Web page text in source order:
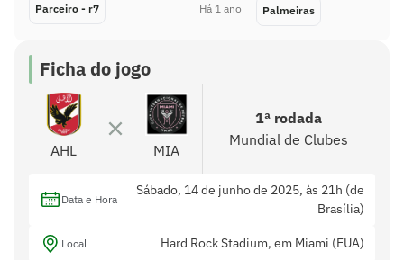
Parceiro - r7 Há 1 ano Palmeiras
Ficha do jogo
AHL MIA
1ª rodada
Mundial de Clubes
Data e Hora
Sábado, 14 de junho de 2025, às 21h (de
Brasília)
Local Hard Rock Stadium, em Miami (EUA)